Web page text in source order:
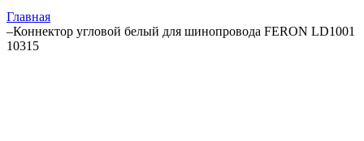
Главная
–Коннектор угловой белый для шинопровода FERON LD1001
10315